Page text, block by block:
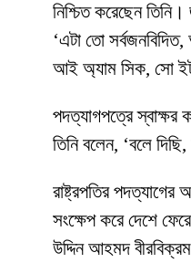
নিশ্চিত করেছেন তিনি।
‘এটা তো
আই অ্যাম সিক, সো
পদত্যাগপত্রে স্বাক্ষর
তিনি বলেন, ‘বলে
রাষ্ট্রপতির
সংক্ষেপ করে দেশে
উদ্দিন আহমদ